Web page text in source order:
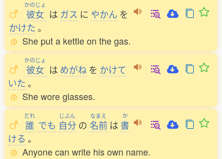
かのじょ
彼女 は ガス に やかん を
かけた。
She put a kettle on the gas.
かのじょ
彼女 は めがね を かけて
いた。
She wore glasses.
だれ
誰 でも
じぶん
自分 の
なまえ
名前 は
か
書
ける 。
Anyone can write his own name.